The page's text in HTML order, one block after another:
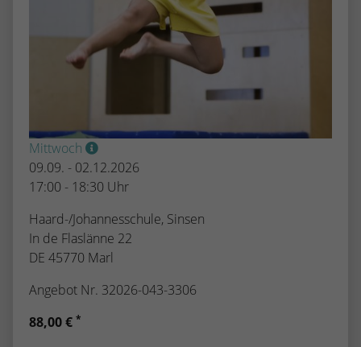
Mittwoch
09.09. - 02.12.2026
17:00 - 18:30 Uhr
Haard-/Johannesschule, Sinsen
In de Flaslänne 22
DE 45770 Marl
Angebot Nr. 32026-043-3306
88,00 € *